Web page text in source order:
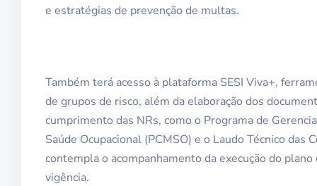
e estratégias de prevenção de multas.
Também terá acesso à plataforma SESI Viva+,
de grupos de risco, além da elaboração dos
cumprimento das NRs, como o Programa de
Saúde Ocupacional (PCMSO) e o Laudo Técnico
contempla o acompanhamento da execução do
vigência.